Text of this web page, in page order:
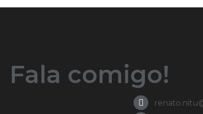
Fala comigo!